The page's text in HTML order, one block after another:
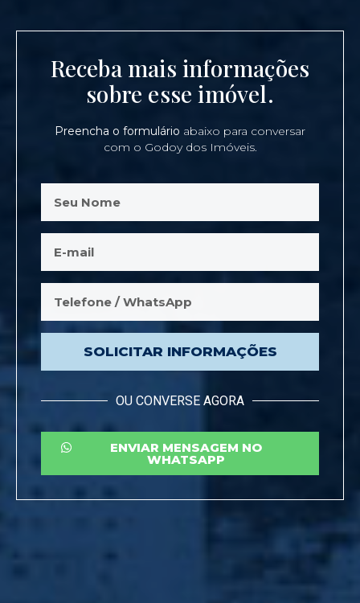
Receba mais informações
sobre esse imóvel.
Preencha o formulário abaixo para conversar
com o Godoy dos Imóveis.
SOLICITAR INFORMAÇÕES
OU CONVERSE AGORA
ENVIAR MENSAGEM NO
WHATSAPP